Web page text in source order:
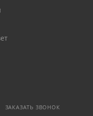
теплицы,
и арматурой
ЗАКАЗАТЬ ЗВОНОК